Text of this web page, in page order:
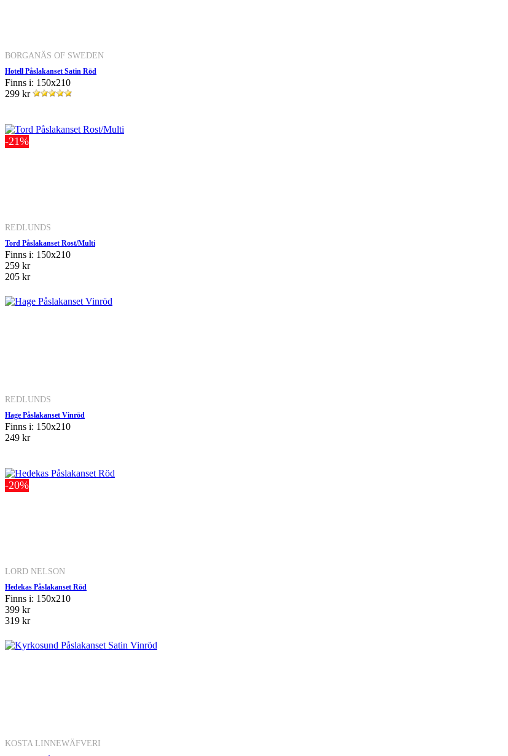
BORGANÄS OF SWEDEN
Hotell Påslakanset Satin Röd
Finns i: 150x210
299 kr
-21%
REDLUNDS
Tord Påslakanset Rost/Multi
Finns i: 150x210
259 kr
205 kr
REDLUNDS
Hage Påslakanset Vinröd
Finns i: 150x210
249 kr
-20%
LORD NELSON
Hedekas Påslakanset Röd
Finns i: 150x210
399 kr
319 kr
KOSTA LINNEWÄFVERI